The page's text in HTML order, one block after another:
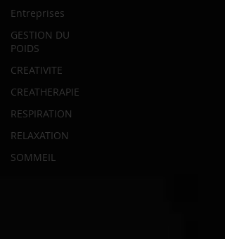
Entreprises
GESTION DU
POIDS
CREATIVITE
CREATHERAPIE
RESPIRATION
RELAXATION
SOMMEIL